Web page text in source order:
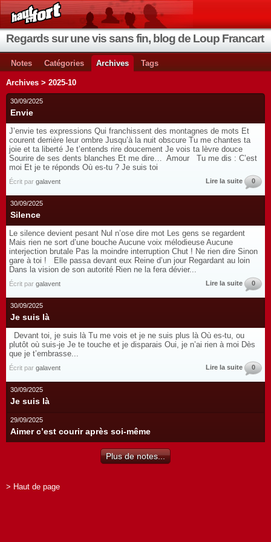
Regards sur une vis sans fin, blog de Loup Francart
Notes Catégories Archives Tags
Archives > 2025-10
30/09/2025
Envie
J’envie tes expressions Qui franchissent des montagnes de mots Et
courent derrière leur ombre Jusqu’à la nuit obscure Tu me chantes ta
joie et ta liberté Je t’entends rire doucement Je vois ta lèvre douce
Sourire de ses dents blanches Et me dire… Amour Tu me dis : C’est
moi Et je te réponds Où es-tu ? Je suis toi
Écrit par galavent Lire la suite 0
30/09/2025
Silence
Le silence devient pesant Nul n’ose dire mot Les gens se regardent
Mais rien ne sort d’une bouche Aucune voix mélodieuse Aucune
interjection brutale Pas la moindre interruption Chut ! Ne rien dire Sinon
gare à toi ! Elle passa devant eux Reine d’un jour Regardant au loin
Dans la vision de son autorité Rien ne la fera dévier...
Écrit par galavent Lire la suite 0
30/09/2025
Je suis là
Devant toi, je suis là Tu me vois et je ne suis plus là Où es-tu, ou
plutôt où suis-je Je te touche et je disparais Oui, je n’ai rien à moi Dès
que je t’embrasse...
Écrit par galavent Lire la suite 0
30/09/2025
Je suis là
29/09/2025
Aimer c’est courir après soi-même
Plus de notes...
> Haut de page